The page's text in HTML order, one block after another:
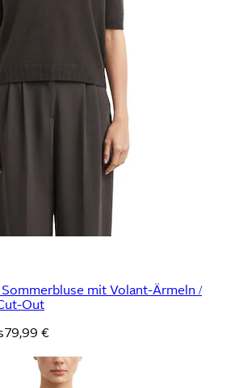
Sommerbluse mit Volant-Ärmeln /
Out
79,99 €